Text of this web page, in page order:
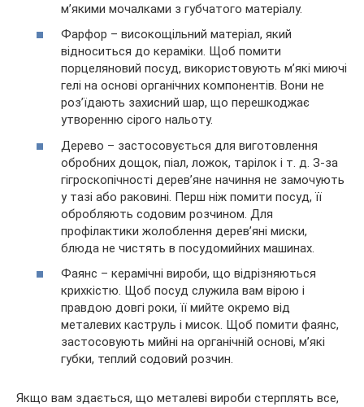
м’якими мочалками з губчатого матеріалу.
Фарфор – високощільний матеріал, який
відноситься до кераміки. Щоб помити
порцеляновий посуд, використовують м’які миючі
гелі на основі органічних компонентів. Вони не
роз’їдають захисний шар, що перешкоджає
утворенню сірого нальоту.
Дерево – застосовується для виготовлення
обробних дощок, піал, ложок, тарілок і т. д. З-за
гігроскопічності дерев’яне начиння не замочують
у тазі або раковині. Перш ніж помити посуд, її
обробляють содовим розчином. Для
профілактики жолоблення дерев’яні миски,
блюда не чистять в посудомийних машинах.
Фаянс – керамічні вироби, що відрізняються
крихкістю. Щоб посуд служила вам вірою і
правдою довгі роки, її мийте окремо від
металевих каструль і мисок. Щоб помити фаянс,
застосовують мийні на органічній основі, м’які
губки, теплий содовий розчин.
Якщо вам здається, що металеві вироби стерплять все,